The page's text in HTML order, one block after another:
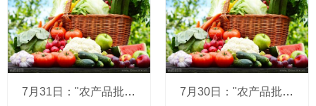
7月31日："农产品批发价格200指数"比昨天下降0.30个点 7月30日："农产品批发价格200指数"比昨天上升0.12个点